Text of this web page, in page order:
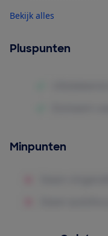
Bekijk alles
Pluspunten
Minpunten